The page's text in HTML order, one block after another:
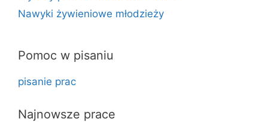
Nawyki żywieniowe młodzieży
Pomoc w pisaniu
pisanie prac
Najnowsze prace